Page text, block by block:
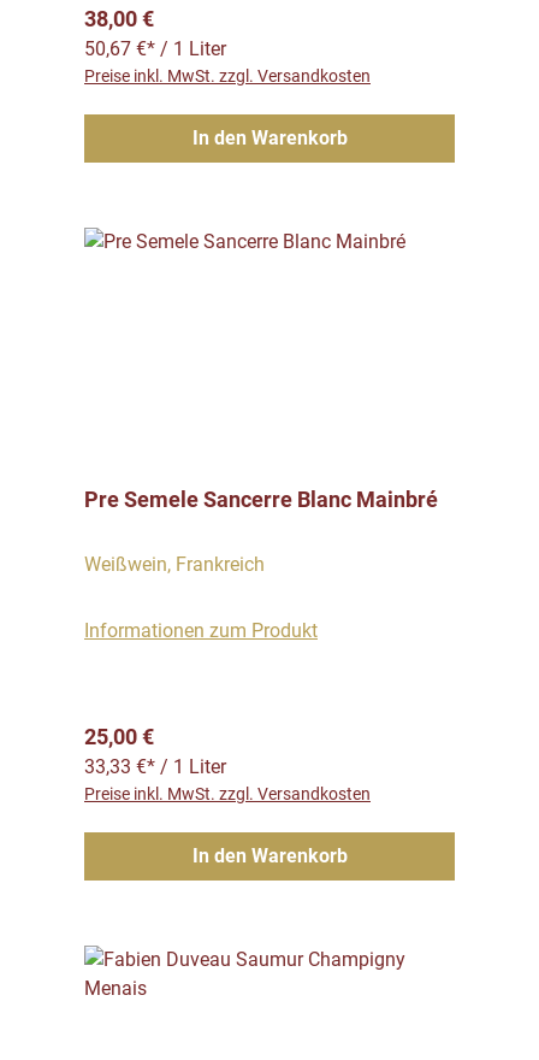
Regulärer Preis:
38,00 €
50,67 €* / 1 Liter
Preise inkl. MwSt. zzgl. Versandkosten
In den Warenkorb
Pre Semele Sancerre Blanc Mainbré
Weißwein, Frankreich
Informationen zum Produkt
Regulärer Preis:
25,00 €
33,33 €* / 1 Liter
Preise inkl. MwSt. zzgl. Versandkosten
In den Warenkorb